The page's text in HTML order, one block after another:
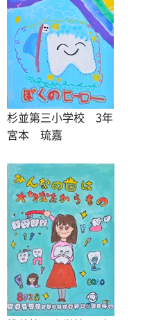
杉並第三小学校 3年
宮本 琉嘉